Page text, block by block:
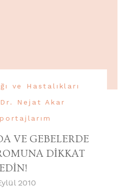
ve Hastalıkları
Nejat Akar
VE GEBELERDE
DİKKAT
EDİN!
2010